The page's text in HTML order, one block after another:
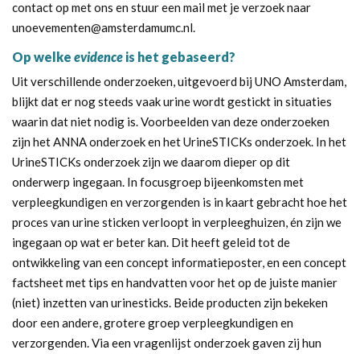
contact op met ons en stuur een mail met je verzoek naar
unoevementen@amsterdamumc.nl.
Op welke evidence is het gebaseerd?
Uit verschillende onderzoeken, uitgevoerd bij UNO Amsterdam,
blijkt dat er nog steeds vaak urine wordt gestickt in situaties
waarin dat niet nodig is. Voorbeelden van deze onderzoeken
zijn het ANNA onderzoeken hetUrineSTICKs onderzoek. In het
UrineSTICKs onderzoek zijn we daarom dieper op dit
onderwerp ingegaan. In focusgroep bijeenkomsten met
verpleegkundigen en verzorgenden is in kaart gebracht hoe het
proces van urine sticken verloopt in verpleeghuizen, én zijn we
ingegaan op wat er beter kan. Dit heeft geleid tot de
ontwikkeling van een concept informatieposter, en een concept
factsheet met tips en handvatten voor het op de juiste manier
(niet) inzetten van urinesticks. Beide producten zijn bekeken
door een andere, grotere groep verpleegkundigen en
verzorgenden. Via een vragenlijst onderzoek gaven zij hun